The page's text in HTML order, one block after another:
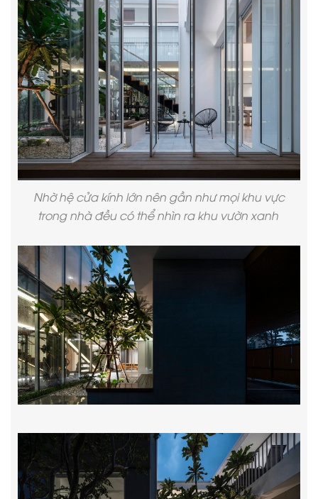
Nhờ hệ cửa kính lớn nên gần như mọi khu vực
trong nhà đều có thể nhìn ra khu vườn xanh